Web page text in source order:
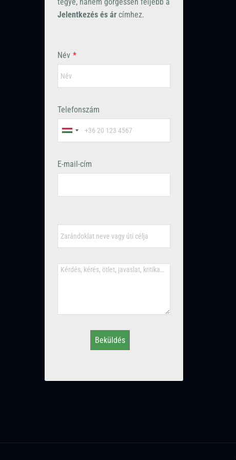
Jelentkezés és ár címhez.
Név *
Telefonszám
E-mail-cím
Beküldés